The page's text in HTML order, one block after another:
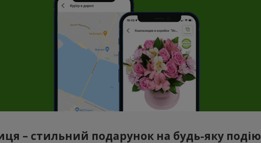
– стильний подарунок на будь-яку подію